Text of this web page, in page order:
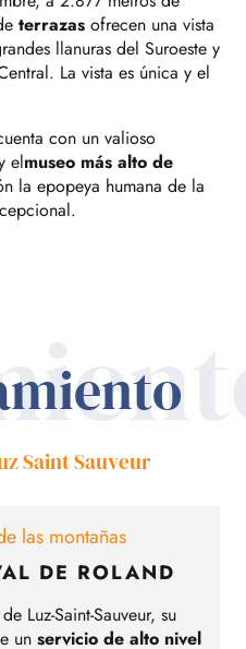
terrazas ofrecen una vista
llanuras del Suroeste y
La vista es única y el
con un valioso
elmuseo más alto de
la epopeya humana de la
Saint Sauveur
las montañas
DE ROLAND
Luz-Saint-Sauveur, su
un servicio de alto nivel